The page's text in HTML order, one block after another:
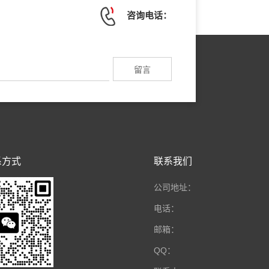
咨询电话：
式 联系我们
公司地址：
电话：
邮箱：
QQ：